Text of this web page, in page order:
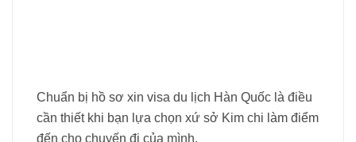
Chuẩn bị hồ sơ xin visa du lịch Hàn Quốc là điều
cần thiết khi bạn lựa chọn xứ sở Kim chi làm điểm
đến cho chuyến đi của mình.